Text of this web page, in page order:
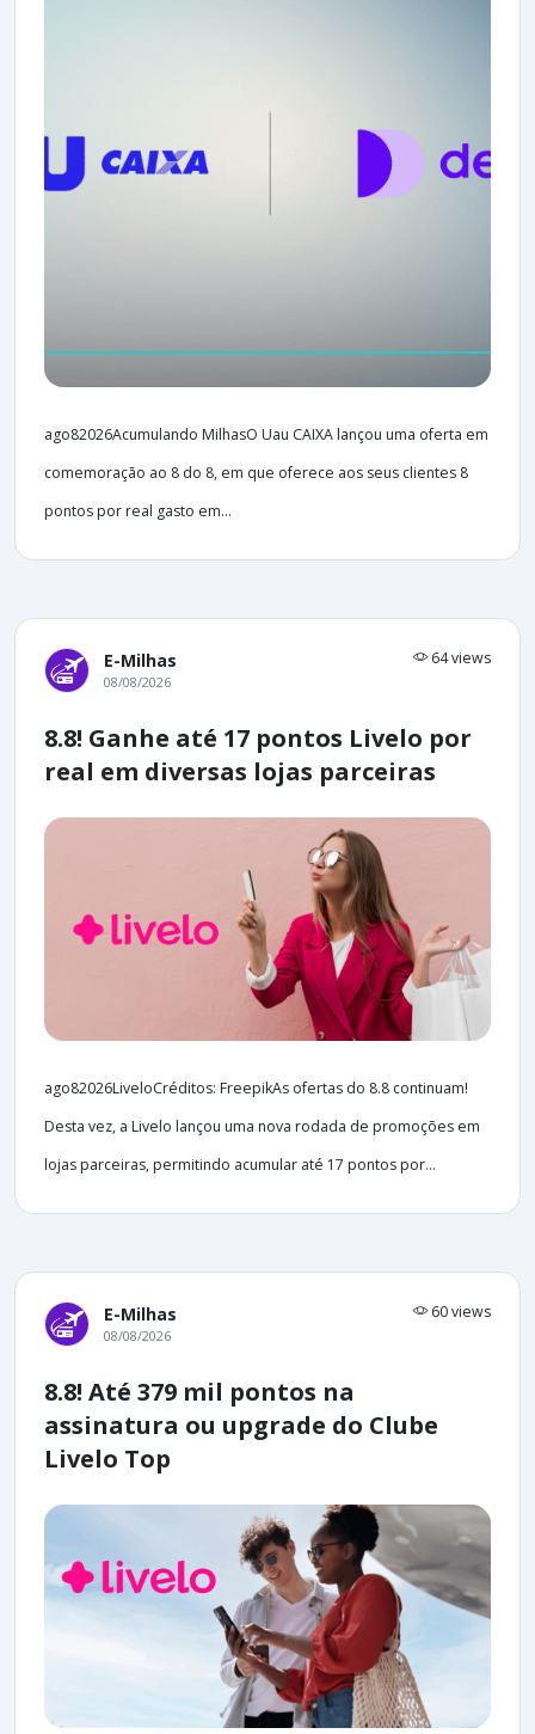
ago82026Acumulando MilhasO Uau CAIXA lançou uma oferta em
comemoração ao 8 do 8, em que oferece aos seus clientes 8
pontos por real gasto em...
E-Milhas 64 views
08/08/2026
8.8! Ganhe até 17 pontos Livelo por
real em diversas lojas parceiras
ago82026LiveloCréditos: FreepikAs ofertas do 8.8 continuam!
Desta vez, a Livelo lançou uma nova rodada de promoções em
lojas parceiras, permitindo acumular até 17 pontos por...
E-Milhas 60 views
08/08/2026
8.8! Até 379 mil pontos na
assinatura ou upgrade do Clube
Livelo Top